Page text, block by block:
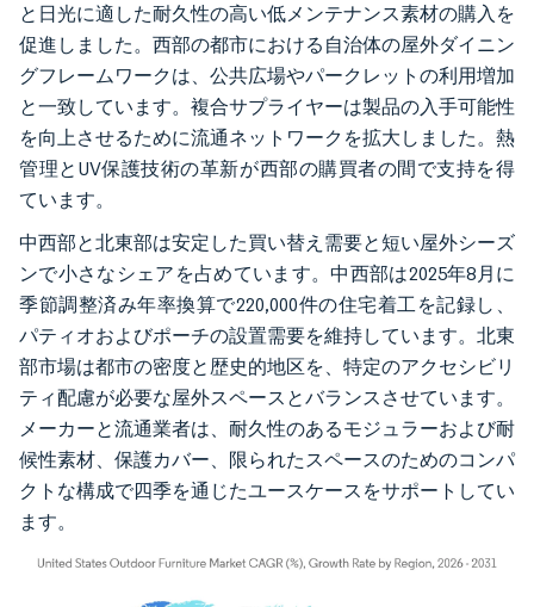
と日光に適した耐久性の高い低メンテナンス素材の購入を
促進しました。西部の都市における自治体の屋外ダイニン
グフレームワークは、公共広場やパークレットの利用増加
と一致しています。複合サプライヤーは製品の入手可能性
を向上させるために流通ネットワークを拡大しました。熱
管理とUV保護技術の革新が西部の購買者の間で支持を得
ています。
中西部と北東部は安定した買い替え需要と短い屋外シーズ
ンで小さなシェアを占めています。中西部は2025年8月に
季節調整済み年率換算で220,000件の住宅着工を記録し、
パティオおよびポーチの設置需要を維持しています。北東
部市場は都市の密度と歴史的地区を、特定のアクセシビリ
ティ配慮が必要な屋外スペースとバランスさせています。
メーカーと流通業者は、耐久性のあるモジュラーおよび耐
候性素材、保護カバー、限られたスペースのためのコンパ
クトな構成で四季を通じたユースケースをサポートしてい
ます。